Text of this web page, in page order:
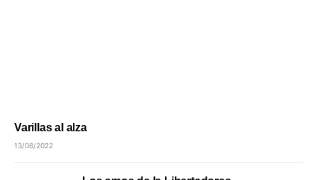
Varillas al alza
13/08/2022